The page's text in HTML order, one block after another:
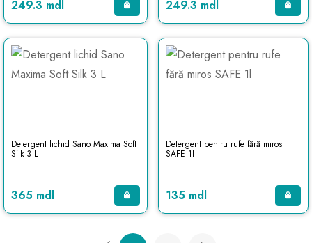
249.3 mdl 249.3 mdl
Detergent lichid Sano Maxima Soft
Silk 3 L
365 mdl
Detergent pentru rufe fără miros
SAFE 1l
135 mdl